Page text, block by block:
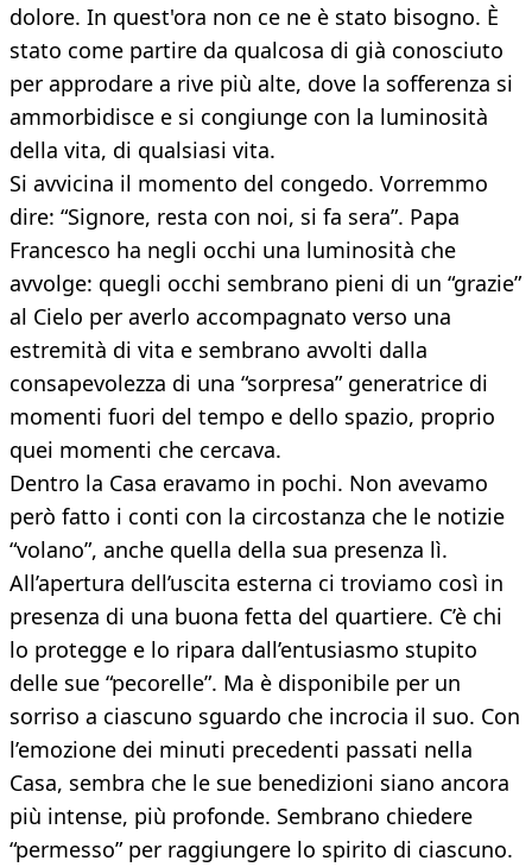
dolore. In quest'ora non ce ne è stato bisogno. È
stato come partire da qualcosa di già conosciuto
per approdare a rive più alte, dove la sofferenza si
ammorbidisce e si congiunge con la luminosità
della vita, di qualsiasi vita.
Si avvicina il momento del congedo. Vorremmo
dire: “Signore, resta con noi, si fa sera”. Papa
Francesco ha negli occhi una luminosità che
avvolge: quegli occhi sembrano pieni di un “grazie”
al Cielo per averlo accompagnato verso una
estremità di vita e sembrano avvolti dalla
consapevolezza di una “sorpresa” generatrice di
momenti fuori del tempo e dello spazio, proprio
quei momenti che cercava.
Dentro la Casa eravamo in pochi. Non avevamo
però fatto i conti con la circostanza che le notizie
“volano”, anche quella della sua presenza lì.
All’apertura dell’uscita esterna ci troviamo così in
presenza di una buona fetta del quartiere. C’è chi
lo protegge e lo ripara dall’entusiasmo stupito
delle sue “pecorelle”. Ma è disponibile per un
sorriso a ciascuno sguardo che incrocia il suo. Con
l’emozione dei minuti precedenti passati nella
Casa, sembra che le sue benedizioni siano ancora
più intense, più profonde. Sembrano chiedere
“permesso” per raggiungere lo spirito di ciascuno.